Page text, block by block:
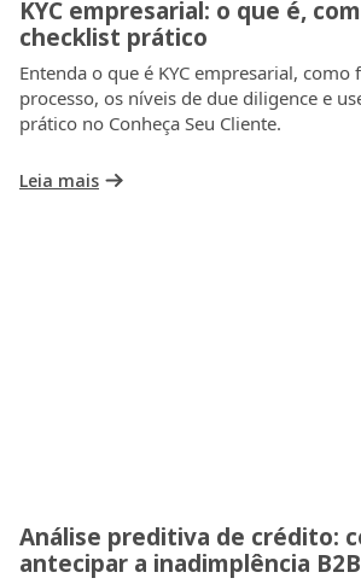
KYC empresarial: o que é,
checklist prático
Entenda o que é KYC empresarial, como
processo, os níveis de due diligence e
prático no Conheça Seu Cliente.
Leia mais
Análise preditiva de crédito:
antecipar a inadimplência B2B